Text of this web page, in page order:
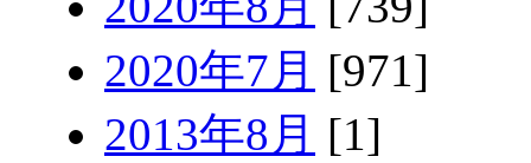
2020年7月 [971]
2013年8月 [1]